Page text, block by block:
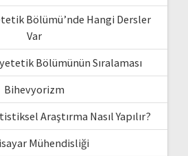
Bölümü’nde Hangi Dersler
Var
Bölümünün Sıralaması
Bihevyorizm
Araştırma Nasıl Yapılır?
Mühendisliği